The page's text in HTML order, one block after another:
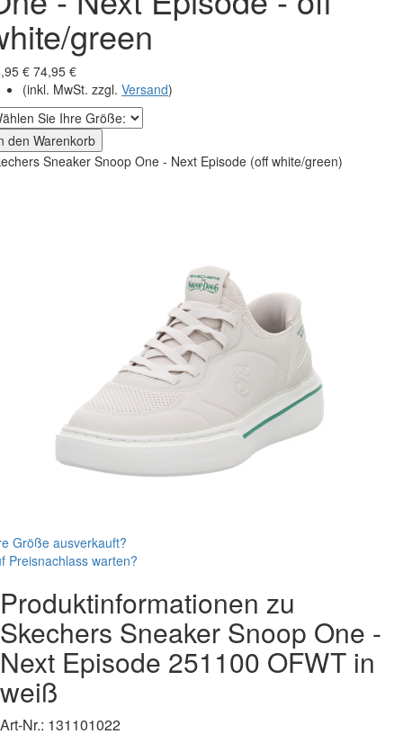
green
€ 74,95 €
(inkl. MwSt. zzgl. Versand)
den Warenkorb
Sneaker Snoop One - Next Episode (off white/green)
Größe ausverkauft?
Preisnachlass warten?
Produktinformationen zu
Skechers Sneaker Snoop One -
Next Episode 251100 OFWT in
weiß
Art-Nr.: 131101022